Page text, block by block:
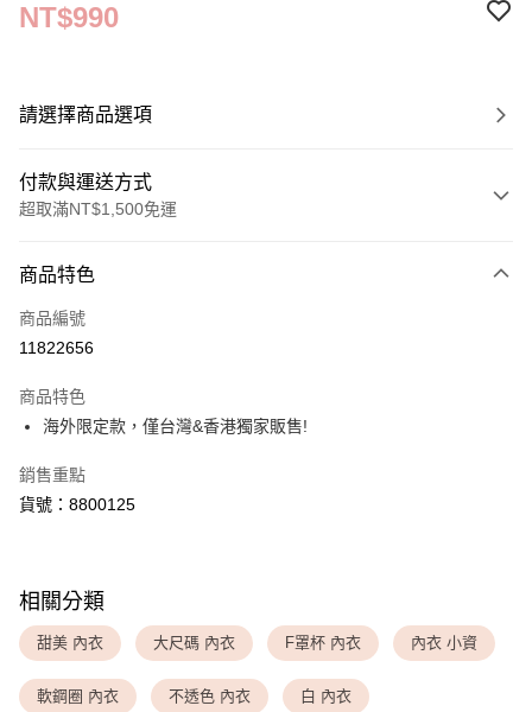
NT$990
請選擇商品選項
付款與運送方式
超取滿NT$1,500免運
信用卡一次付款
超商取貨付款
Apple Pay
運送方式
全家取貨付款
付款後全家取貨
每筆NT$80，滿NT$1,500(含以上)免運費
每筆NT$9,999
商品特色
商品編號
11822656
商品特色
海外限定款，僅台灣&香港獨家販售!
銷售重點
貨號：8800125
相關分類
甜美 內衣 大尺碼 內衣 F罩杯 內衣 內衣 小資
軟鋼圈 內衣 不透色 內衣 白 內衣